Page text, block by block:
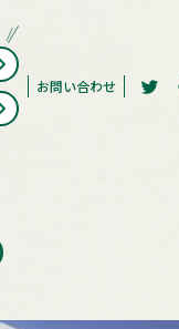
お問い合わせ